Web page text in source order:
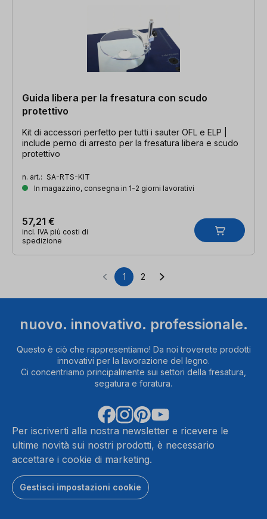
Guida libera per la fresatura con scudo
protettivo
Kit di accessori perfetto per tutti i sauter OFL e ELP |
include perno di arresto per la fresatura libera e scudo
protettivo
n. art.: SA-RTS-KIT
In magazzino, consegna in 1-2 giorni lavorativi
57,21 €
incl. IVA più costi di
spedizione
Pagina
1 Pagina
2
nuovo. innovativo. professionale.
Questo è ciò che rappresentiamo! Da noi troverete prodotti
innovativi per la lavorazione del legno.
Ci concentriamo principalmente sui settori della fresatura,
segatura e foratura.
Per iscriverti alla nostra newsletter e ricevere le
ultime novità sui nostri prodotti, è necessario
accettare i cookie di marketing.
Gestisci impostazioni cookie